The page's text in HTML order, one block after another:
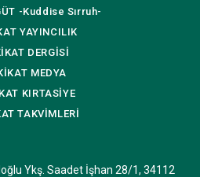
-Kuddise Sırruh-
YAYINCILIK
DERGİSİ
MEDYA
KIRTASİYE
TAKVİMLERİ
Ykş. Saadet İşhan 28/1, 34112